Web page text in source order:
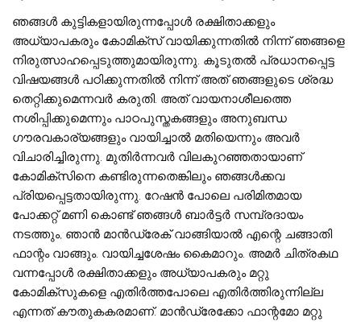
ഞങ്ങൾ കുട്ടികളായിരുന്നപ്പോൾ രക്ഷിതാക്കളും
അധ്യാപകരും കോമിക്‌സ് വായിക്കുന്നതിൽ നിന്ന് ഞങ്ങളെ
നിരുത്സാഹപ്പെടുത്തുമായിരുന്നു. കൂടുതൽ പ്രധാനപ്പെട്ട
വിഷയങ്ങൾ പഠിക്കുന്നതിൽ നിന്ന് അത് ഞങ്ങളുടെ ശ്രദ്ധ
തെറ്റിക്കുമെന്നവർ കരുതി. അത് വായനാശീലത്തെ
നശിപ്പിക്കുമെന്നും പാഠപുസ്തകങ്ങളും അനുബന്ധ
ഗൗരവകാര്യങ്ങളും വായിച്ചാൽ മതിയെന്നും അവർ
വിചാരിച്ചിരുന്നു. മുതിർന്നവർ വിലകുറഞ്ഞതായാണ്
കോമിക്സിനെ കണ്ടിരുന്നതെങ്കിലും ഞങ്ങൾക്കവ
പ്രിയപ്പെട്ടതായിരുന്നു. റേഷൻ പോലെ പരിമിതമായ
പോക്കറ്റ് മണി കൊണ്ട് ഞങ്ങൾ ബാർട്ടർ സമ്പ്രദായം
നടത്തും, ഞാൻ മാൻഡ്രേക് വാങ്ങിയാൽ എന്റെ ചങ്ങാതി
ഫാന്റം വാങ്ങും. വായിച്ചശേഷം കൈമാറും. അമർ ചിത്രകഥ
വന്നപ്പോൾ രക്ഷിതാക്കളും അധ്യാപകരും മറ്റു
കോമിക്സുകളെ എതിർത്തപോലെ എതിർത്തിരുന്നില്ല
എന്നത് കൗതുകകരമാണ്. മാൻഡ്രേക്കോ ഫാന്റമോ മറ്റു